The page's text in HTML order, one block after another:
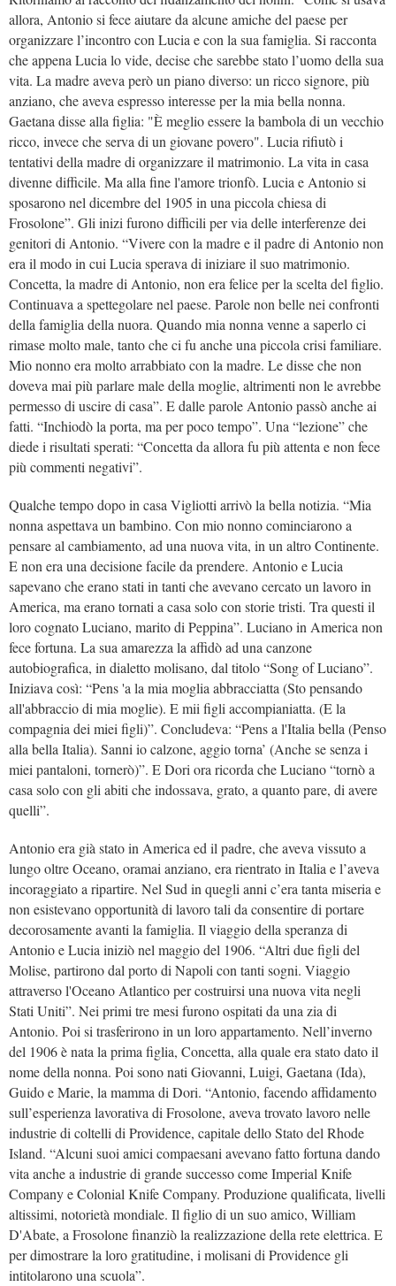
allora, Antonio si fece aiutare da alcune amiche del paese per
organizzare l’incontro con Lucia e con la sua famiglia. Si racconta
che appena Lucia lo vide, decise che sarebbe stato l’uomo della sua
vita. La madre aveva però un piano diverso: un ricco signore, più
anziano, che aveva espresso interesse per la mia bella nonna.
Gaetana disse alla figlia: "È meglio essere la bambola di un vecchio
ricco, invece che serva di un giovane povero". Lucia rifiutò i
tentativi della madre di organizzare il matrimonio. La vita in casa
divenne difficile. Ma alla fine l'amore trionfò. Lucia e Antonio si
sposarono nel dicembre del 1905 in una piccola chiesa di
Frosolone”. Gli inizi furono difficili per via delle interferenze dei
genitori di Antonio. “Vivere con la madre e il padre di Antonio non
era il modo in cui Lucia sperava di iniziare il suo matrimonio.
Concetta, la madre di Antonio, non era felice per la scelta del figlio.
Continuava a spettegolare nel paese. Parole non belle nei confronti
della famiglia della nuora. Quando mia nonna venne a saperlo ci
rimase molto male, tanto che ci fu anche una piccola crisi familiare.
Mio nonno era molto arrabbiato con la madre. Le disse che non
doveva mai più parlare male della moglie, altrimenti non le avrebbe
permesso di uscire di casa”. E dalle parole Antonio passò anche ai
fatti. “Inchiodò la porta, ma per poco tempo”. Una “lezione” che
diede i risultati sperati: “Concetta da allora fu più attenta e non fece
più commenti negativi”.
Qualche tempo dopo in casa Vigliotti arrivò la bella notizia. “Mia
nonna aspettava un bambino. Con mio nonno cominciarono a
pensare al cambiamento, ad una nuova vita, in un altro Continente.
E non era una decisione facile da prendere. Antonio e Lucia
sapevano che erano stati in tanti che avevano cercato un lavoro in
America, ma erano tornati a casa solo con storie tristi. Tra questi il
loro cognato Luciano, marito di Peppina”. Luciano in America non
fece fortuna. La sua amarezza la affidò ad una canzone
autobiografica, in dialetto molisano, dal titolo “Song of Luciano”.
Iniziava così: “Pens 'a la mia moglia abbracciatta (Sto pensando
all'abbraccio di mia moglie). E mii figli accompianiatta. (E la
compagnia dei miei figli)”. Concludeva: “Pens a l'Italia bella (Penso
alla bella Italia). Sanni io calzone, aggio torna’ (Anche se senza i
miei pantaloni, tornerò)”. E Dori ora ricorda che Luciano “tornò a
casa solo con gli abiti che indossava, grato, a quanto pare, di avere
quelli”.
Antonio era già stato in America ed il padre, che aveva vissuto a
lungo oltre Oceano, oramai anziano, era rientrato in Italia e l’aveva
incoraggiato a ripartire. Nel Sud in quegli anni c’era tanta miseria e
non esistevano opportunità di lavoro tali da consentire di portare
decorosamente avanti la famiglia. Il viaggio della speranza di
Antonio e Lucia iniziò nel maggio del 1906. “Altri due figli del
Molise, partirono dal porto di Napoli con tanti sogni. Viaggio
attraverso l'Oceano Atlantico per costruirsi una nuova vita negli
Stati Uniti”. Nei primi tre mesi furono ospitati da una zia di
Antonio. Poi si trasferirono in un loro appartamento. Nell’inverno
del 1906 è nata la prima figlia, Concetta, alla quale era stato dato il
nome della nonna. Poi sono nati Giovanni, Luigi, Gaetana (Ida),
Guido e Marie, la mamma di Dori. “Antonio, facendo affidamento
sull’esperienza lavorativa di Frosolone, aveva trovato lavoro nelle
industrie di coltelli diProvidence, capitale dello Stato del Rhode
Island. “Alcuni suoi amici compaesani avevano fatto fortuna dando
vita anche a industrie di grande successo come Imperial Knife
Company e Colonial Knife Company. Produzione qualificata, livelli
altissimi, notorietà mondiale. Il figlio di un suo amico, William
D'Abate, a Frosolone finanziò la realizzazione della rete elettrica. E
per dimostrare la loro gratitudine, i molisani di Providence gli
intitolarono una scuola”.